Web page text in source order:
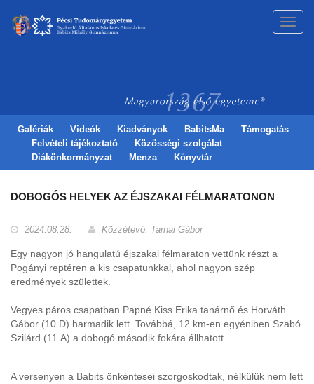
Galériák Videók Kiadványok BabitsMa
Támogatás
Felvételi tájékoztató
Közösségi szolgálat
Diákönkormányzat
Menza Könyvtár
DOBOGÓS HELYEK AZ ÉJSZAKAI FÉLMARATONON
2024.08.28. Közzétevő: Tarnai Gábor
Egy nagyon jó hangulatú éjszakai félmaraton vettünk részt a
Pogányi reptéren a kis csapatunkkal, ahol nagyon szép
eredmények születtek.
Vegyes páros csapatban Papné Kiss Erika tanárnő és Horváth
Gábor (10.D) harmadik lett. Továbbá, 12 km-en egyéniben Szabó
Szilárd (11.A) a dobogó második fokára állhatott.
A versenyen a Babits önkéntesei szorgoskodtak, nélkülük nem lett